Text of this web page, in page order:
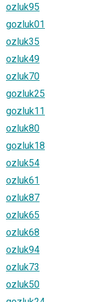
ozluk95
gozluk01
ozluk35
ozluk49
ozluk70
gozluk25
gozluk11
ozluk80
gozluk18
ozluk54
ozluk61
ozluk87
ozluk65
ozluk68
ozluk94
ozluk73
ozluk50